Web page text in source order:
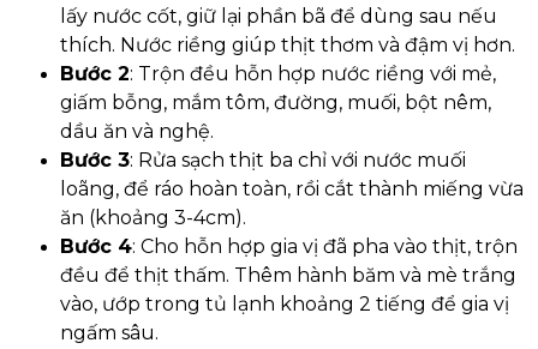
lấy nước cốt, giữ lại phần bã để dùng sau nếu
thích. Nước riềng giúp thịt thơm và đậm vị hơn.
Bước 2: Trộn đều hỗn hợp nước riềng với mẻ,
giấm bỗng, mắm tôm, đường, muối, bột nêm,
dầu ăn và nghệ.
Bước 3: Rửa sạch thịt ba chỉ với nước muối
loãng, để ráo hoàn toàn, rồi cắt thành miếng vừa
ăn (khoảng 3-4cm).
Bước 4: Cho hỗn hợp gia vị đã pha vào thịt, trộn
đều để thịt thấm. Thêm hành băm và mè trắng
vào, ướp trong tủ lạnh khoảng 2 tiếng để gia vị
ngấm sâu.